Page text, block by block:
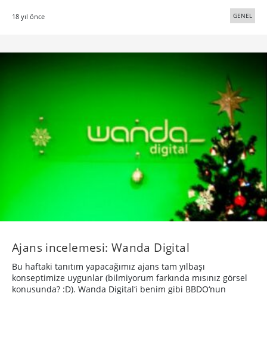
18 yıl önce GENEL
Ajans incelemesi: Wanda Digital
Bu haftaki tanıtım yapacağımız ajans tam yılbaşı
konseptimize uygunlar (bilmiyorum farkında mısınız görsel
konusunda? :D). Wanda Digital‘i benim gibi BBDO‘nun